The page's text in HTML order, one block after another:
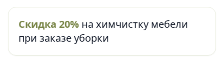
Скидка 20% на химчистку мебели
при заказе уборки